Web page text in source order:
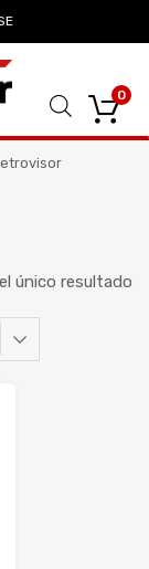
0
único resultado